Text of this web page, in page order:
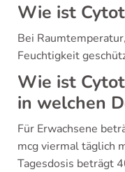
Wie ist
Bei
Feuchtigkeit
Wie ist
in welchen
Für Erwachsene
mcg viermal täglich
Tagesdosis beträgt